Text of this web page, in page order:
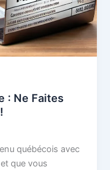
: Ne Faites
québécois avec
que vous